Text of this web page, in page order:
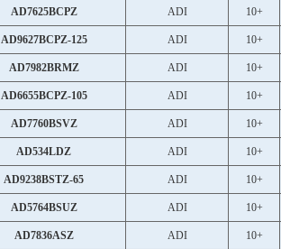
AD7625BCPZ ADI 10+
AD9627BCPZ-125 ADI 10+
AD7982BRMZ ADI 10+
AD6655BCPZ-105 ADI 10+
AD7760BSVZ ADI 10+
AD534LDZ ADI 10+
AD9238BSTZ-65 ADI 10+
AD5764BSUZ ADI 10+
AD7836ASZ ADI 10+